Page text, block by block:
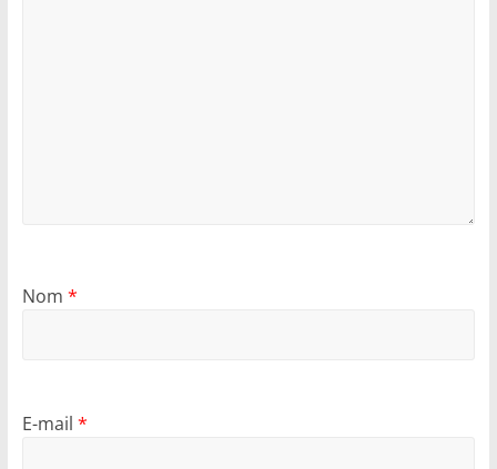
Nom *
E-mail *